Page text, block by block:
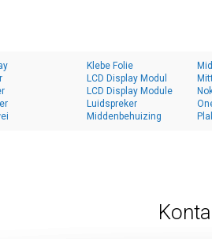
Klebe Folie
LCD Display Modul
LCD Display Module
Luidspreker
Middenbehuizing